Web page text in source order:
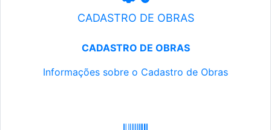
CADASTRO DE OBRAS
CADASTRO DE OBRAS
Informações sobre o Cadastro de Obras